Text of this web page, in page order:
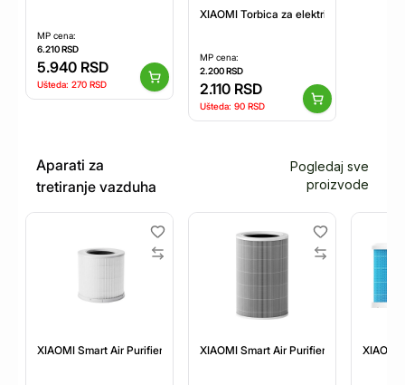
MP cena:
6.210RSD
5.940 RSD
Ušteda: 270 RSD
XIAOMI Torbica za električni skuter
MP cena:
2.200RSD
2.110 RSD
Ušteda: 90 RSD
Aparati za
tretiranje vazduha
Pogledaj sve
proizvode
XIAOMI Smart Air Purifier 4 Compact Filter (BHR5861GL)
XIAOMI Smart Air Purifier 4 Lite Filter
XIAOMI